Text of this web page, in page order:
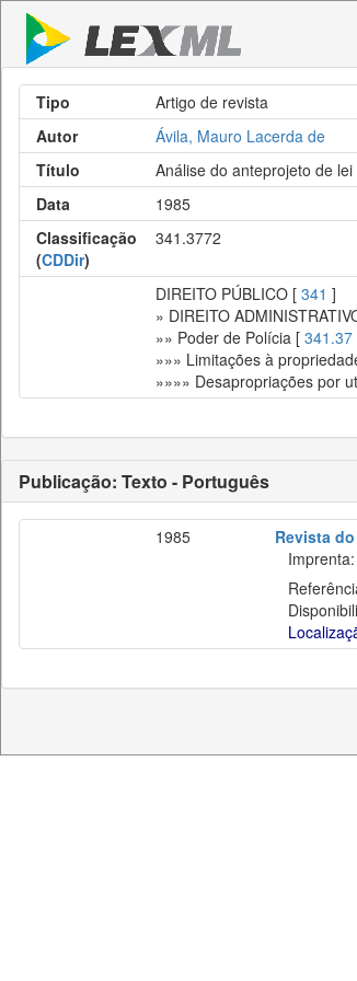
Tipo
Artigo de revista
Autor
Ávila, Mauro Lacerda de
Título
Análise do anteprojeto de
Data
1985
Classificação
(CDDir)
341.3772
DIREITO PÚBLICO [ 341 ]
» DIREITO
»» Poder de Polícia [ 341.37
»»» Limitações à
»»»» Desapropriações por
Publicação: Texto - Português
1985 Revista
Imprenta: